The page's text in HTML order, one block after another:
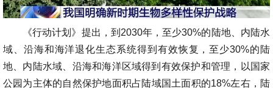
《行动计划》提出，到2030年，至少30%的陆地、内陆水
域、沿海和海洋退化生态系统得到有效恢复，至少30%的陆
地、内陆水域、沿海和海洋区域得到有效保护和管理，以国家
公园为主体的自然保护地面积占陆域国土面积的18%左右，陆